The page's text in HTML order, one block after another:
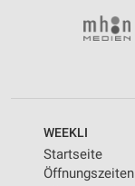
WEEKLI
Startseite
Öffnungszeiten